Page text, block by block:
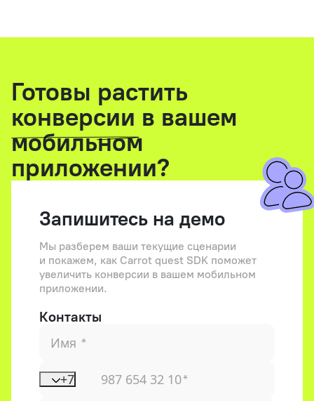
Готовы растить
конверсии в вашем
мобильном
приложении?
Запишитесь на демо
Мы разберем ваши текущие сценарии
и покажем, как Carrot quest SDK поможет
увеличить конверсии в вашем мобильном
приложении.
Контакты
Имя *
+7 987 654 32 10*